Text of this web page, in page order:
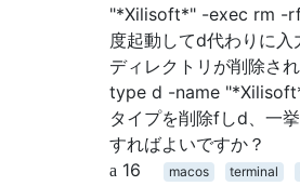
"*Xilisoft*" -exec rm -
度起動してd代わりに
ディレクトリが削除さ
type d -name
タイプを削除fしd、一
すればよいですか？
16
macos terminal